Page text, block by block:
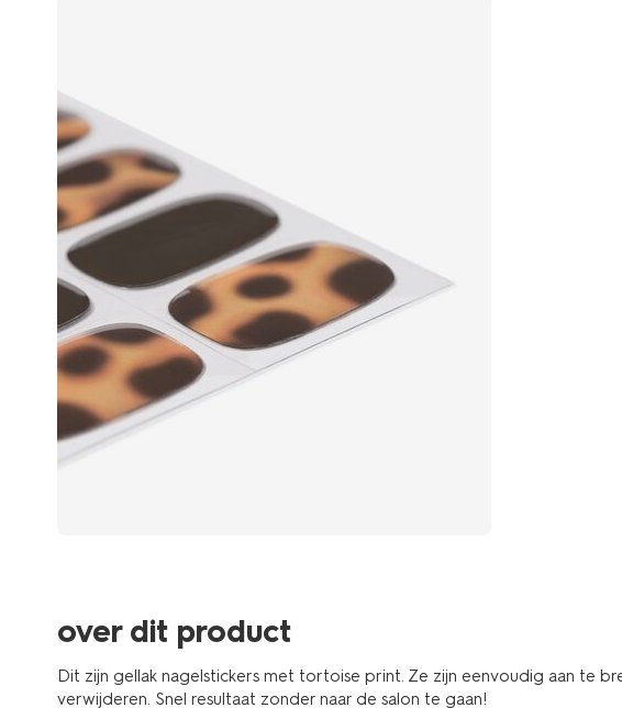
over dit product
Dit zijn gellak nagelstickers met tortoise print. Ze zijn eenvoudig aan te
verwijderen. Snel resultaat zonder naar de salon te gaan!